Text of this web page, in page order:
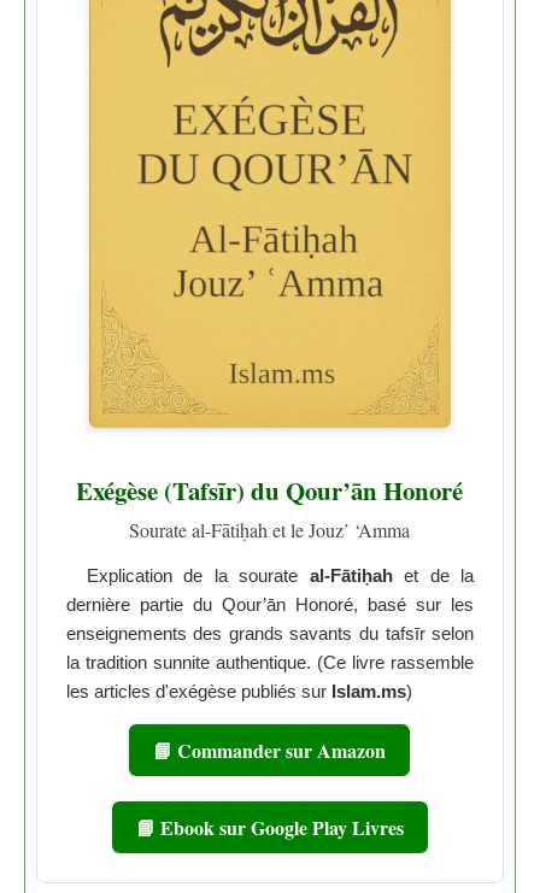
Exégèse (Tafsīr) du Qour’ān Honoré
Sourate al-Fātiḥah et le Jouz’ ‘Amma
Explication de la sourate al-Fātiḥahet de la
dernière partie du Qour’ān Honoré, basé sur les
enseignements des grands savants du tafsīr selon
la tradition sunnite authentique. (Ce livre rassemble
les articles d'exégèse publiés sur Islam.ms)
📘 Commander sur Amazon
📘 Ebook sur Google Play Livres